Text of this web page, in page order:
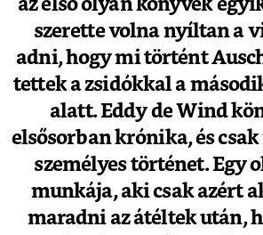
az első olyan könyvek
szerette volna nyíltan a
adni, hogy mi történt
tettek a zsidókkal a
alatt. Eddy de Wind
elsősorban krónika, és
személyes történet. Egy
munkája, aki csak azért
maradni az átéltek után,